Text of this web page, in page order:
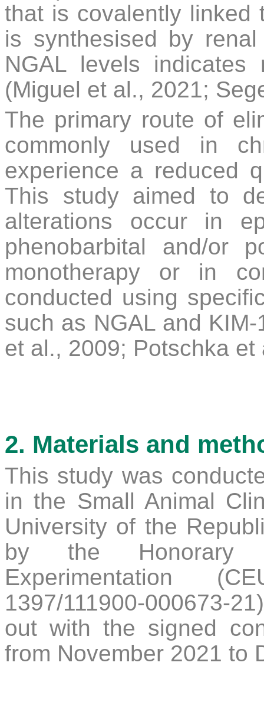
that is covalently linked
is synthesised by
NGAL levels indicates
(Miguel et al., 2021;
The primary route of
commonly used in
experience a reduced
This study aimed to
alterations occur in
phenobarbital and/or
monotherapy or in
conducted using
such as NGAL and
et al., 2009; Potschka
2. Materials and
This study was
in the Small Animal
University of the
by the Honorary
Experimentation
1397/111900-000673-
out with the signed
from November 2021 to